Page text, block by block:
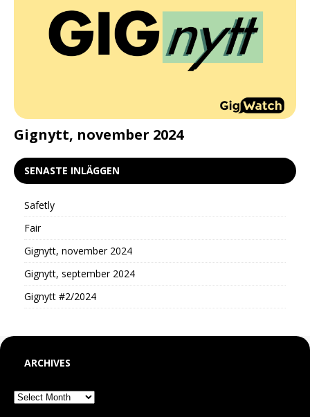
Gignytt, november 2024
SENASTE INLÄGGEN
Safetly
Fair
Gignytt, november 2024
Gignytt, september 2024
Gignytt #2/2024
ARCHIVES